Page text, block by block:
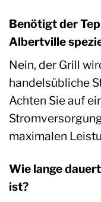
Benötigt der
Albertville
Nein, der Grill
handelsübliche
Achten Sie auf
maximalen
Wie lange
ist?